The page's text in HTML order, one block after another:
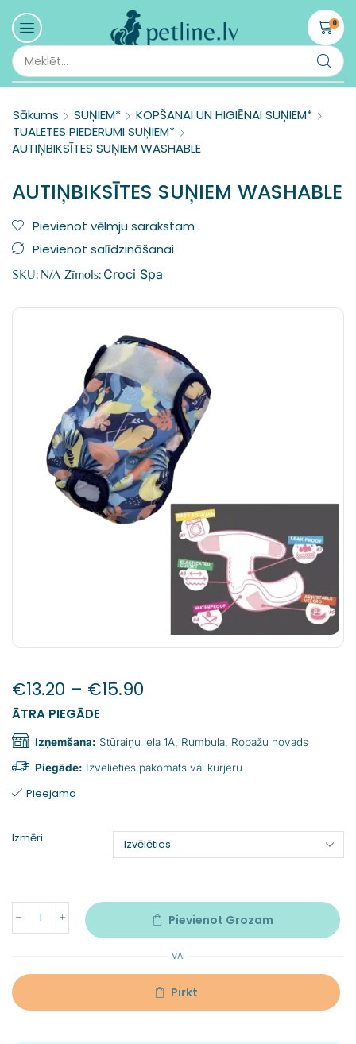
0
Sākums SUŅIEM*
KOPŠANAI UN HIGIĒNAI SUŅIEM*
TUALETES PIEDERUMI SUŅIEM*
AUTIŅBIKSĪTES SUŅIEM WASHABLE
AUTIŅBIKSĪTES SUŅIEM WASHABLE
Pievienot vēlmju sarakstam
Pievienot salīdzināšanai
SKU: N/A Zīmols: Croci Spa
€13.20 – €15.90
ĀTRA PIEGĀDE
Izņemšana: Stūraiņu iela 1A, Rumbula, Ropažu novads
Piegāde: Izvēlieties pakomāts vai kurjeru
Pieejama
Izmēri
Pievienot Grozam
VAI
Pirkt